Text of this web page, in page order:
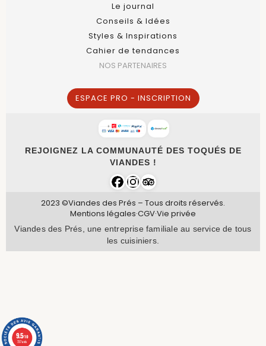
Le journal
Conseils & Idées
Styles & Inspirations
Cahier de tendances
NOS PARTENAIRES
ESPACE PRO - INSCRIPTION
REJOIGNEZ LA COMMUNAUTÉ DES TOQUÉS DE
VIANDES !
2023 ©Viandes des Prés – Tous droits réservés.
Mentions légales·CGV·Vie privée
Viandes des Prés, une entreprise familiale au service de tous
les cuisiniers.
9.5/10
737 avis